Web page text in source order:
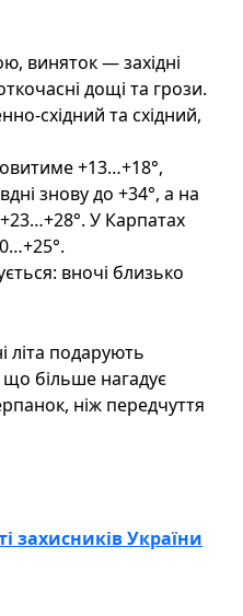
виняток — західні
дощі та грози.
східний та східний,
+13…+18°,
знову до +34°, а на
У Карпатах
вночі близько
літа подарують
що більше нагадує
ніж передчуття
захисників України